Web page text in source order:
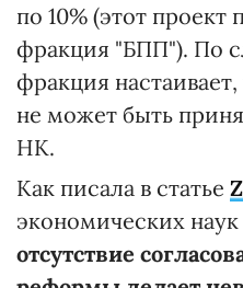
по 10% (этот проект
фракция "БПП"). По
фракция
не может быть
НК.
Как писала в статье
экономических
отсутствие